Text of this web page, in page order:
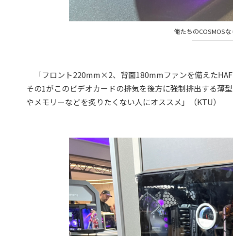
俺たちのCOSMOS
「フロント220mm×2、背面180mmファンを備えた
その1がこのビデオカードの排気を後方に強制排出する薄
やメモリーなどを炙りたくない人にオススメ」（KTU）